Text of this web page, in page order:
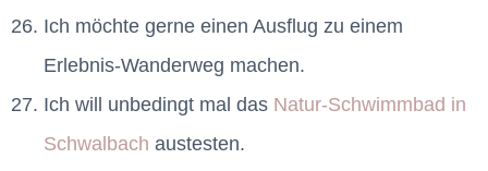
Ich möchte gerne einen Ausflug zu einem
Erlebnis-Wanderweg machen.
Ich will unbedingt mal das Natur-Schwimmbad in
Schwalbach austesten.